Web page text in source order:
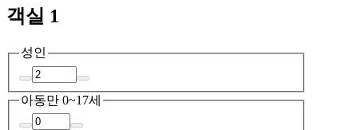
객실 1
성인
아동만 0~17세